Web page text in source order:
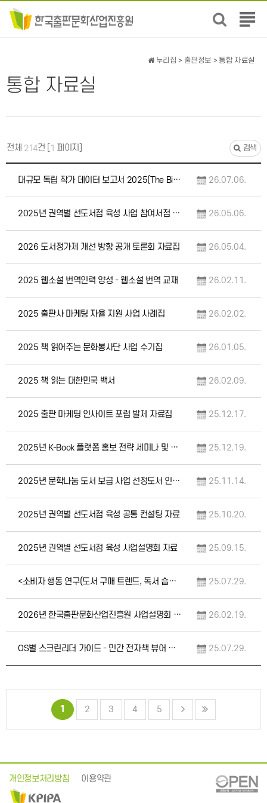
전
뉴
통합 자료실
누리집 > 출판정보 > 통합 자료실
전체 214건 [ 1 페이지] 검색
대규모 독립 작가 데이터 보고서 2025(The Big Indie Author Data D… 26.07.06.
2025년 권역별 선도서점 육성 사업 참여서점 인터뷰집 및 우수서점 사례집, (성과공유회)… 26.05.06.
2026 도서정가제 개선 방향 공개 토론회 자료집 26.05.04.
2025 웹소설 번역인력 양성 - 웹소설 번역 교재 26.02.11.
2025 출판사 마케팅 자율 지원 사업 사례집 26.02.02.
2025 책 읽어주는 문화봉사단 사업 수기집 26.01.05.
2025 책 읽는 대한민국 백서 26.02.09.
2025 출판 마케팅 인사이트 포럼 발제 자료집 25.12.17.
2025년 K-Book 플랫폼 홍보 전략 세미나 및 출판문화교류 행사 자료집 25.12.19.
2025년 문학나눔 도서 보급 사업 선정도서 인증마크 25.11.14.
2025년 권역별 선도서점 육성 공통 컨설팅 자료 25.10.20.
2025년 권역별 선도서점 육성 사업설명회 자료 25.09.15.
<소비자 행동 연구(도서 구매 트렌드, 독서 습관 및 고객 니즈 연구)>(EIBF, 유럽 … 25.07.29.
2026년 한국출판문화산업진흥원 사업설명회 자료집 26.02.19.
OS별 스크린리더 가이드 - 민간 전자책 뷰어 장애인 접근성 사용환경 조성(수정 2025.… 25.07.29.
1 2 3 4 5
개인정보처리방침 이용약관